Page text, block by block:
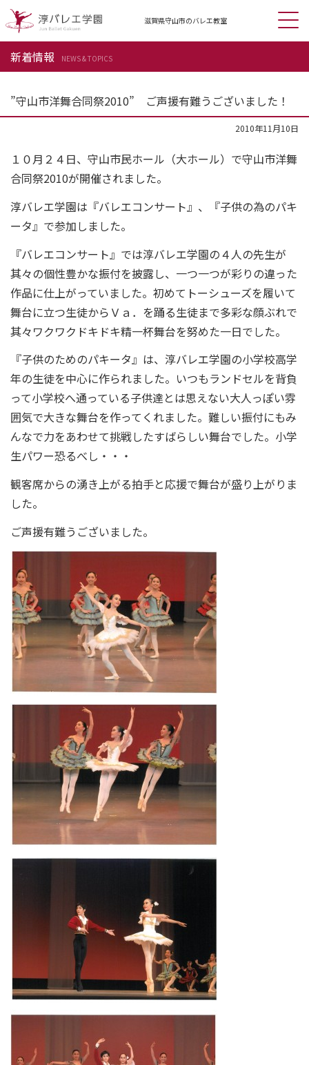
滋賀県守山市のバレエ教室
新着情報 NEWS & TOPICS
”守山市洋舞合同祭2010” ご声援有難うございました！
2010年11月10日
１０月２４日、守山市民ホール（大ホール）で守山市洋舞
合同祭2010が開催されました。
淳バレエ学園は『バレエコンサート』、『子供の為のパキ
ータ』で参加しました。
『バレエコンサート』では淳バレエ学園の４人の先生が
其々の個性豊かな振付を披露し、一つ一つが彩りの違った
作品に仕上がっていました。初めてトーシューズを履いて
舞台に立つ生徒からＶａ．を踊る生徒まで多彩な顔ぶれで
其々ワクワクドキドキ精一杯舞台を努めた一日でした。
『子供のためのパキータ』は、淳バレエ学園の小学校高学
年の生徒を中心に作られました。いつもランドセルを背負
って小学校へ通っている子供達とは思えない大人っぽい雰
囲気で大きな舞台を作ってくれました。難しい振付にもみ
んなで力をあわせて挑戦したすばらしい舞台でした。小学
生パワー恐るべし・・・
観客席からの湧き上がる拍手と応援で舞台が盛り上がりま
した。
ご声援有難うございました。